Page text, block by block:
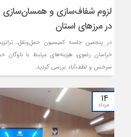
لزوم شفاف‌سازی و همسان‌سازی
در مرزهای استان
در پنجمین جلسه کمیسیون حمل‌ونقل،
خراسان رضوی، هزینه‌های مرتبط با ناوگان
سرخس و لطف‌آباد بررسی گردید.
۱۴
مرداد